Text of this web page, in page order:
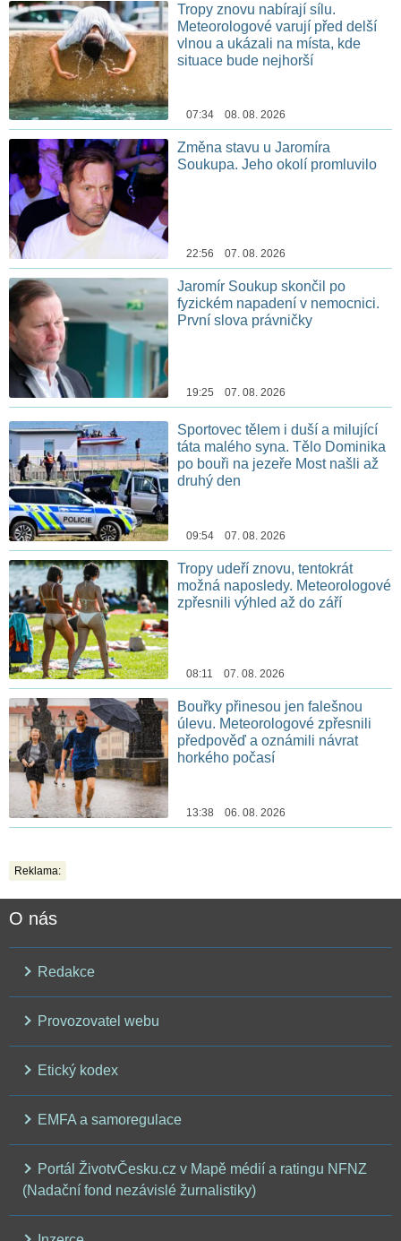
Tropy znovu nabírají sílu.
Meteorologové varují před delší
vlnou a ukázali na místa, kde
situace bude nejhorší
07:34 08. 08. 2026
Změna stavu u Jaromíra
Soukupa. Jeho okolí promluvilo
22:56 07. 08. 2026
Jaromír Soukup skončil po
fyzickém napadení v nemocnici.
První slova právničky
19:25 07. 08. 2026
Sportovec tělem i duší a milující
táta malého syna. Tělo Dominika
po bouři na jezeře Most našli až
druhý den
09:54 07. 08. 2026
Tropy udeří znovu, tentokrát
možná naposledy. Meteorologové
zpřesnili výhled až do září
08:11 07. 08. 2026
Bouřky přinesou jen falešnou
úlevu. Meteorologové zpřesnili
předpověď a oznámili návrat
horkého počasí
13:38 06. 08. 2026
Reklama:
O nás
Redakce
Provozovatel webu
Etický kodex
EMFA a samoregulace
Portál ŽivotvČesku.cz v Mapě médií a ratingu NFNZ
(Nadační fond nezávislé žurnalistiky)